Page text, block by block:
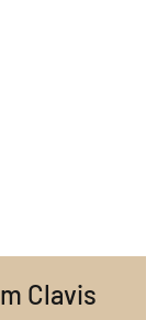
Clavis